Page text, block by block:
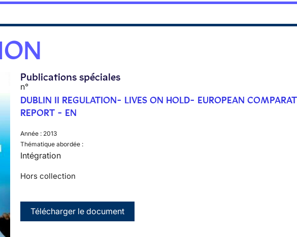
Publications spéciales
n°
DUBLIN II REGULATION- LIVES ON HOLD- EUROPEAN
REPORT - EN
Année : 2013
Thématique abordée :
Intégration
Hors collection
Télécharger le document